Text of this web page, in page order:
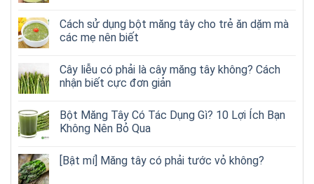
Cách sử dụng bột măng tây cho trẻ ăn dặm mà
các mẹ nên biết
Cây liễu có phải là cây măng tây không? Cách
nhận biết cực đơn giản
Bột Măng Tây Có Tác Dụng Gì? 10 Lợi Ích Bạn
Không Nên Bỏ Qua
[Bật mí] Măng tây có phải tước vỏ không?